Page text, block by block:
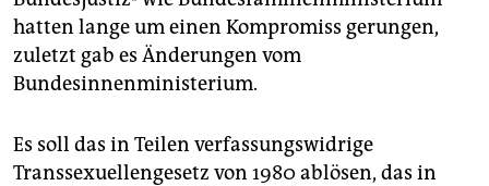
hatten lange um einen Kompromiss gerungen,
zuletzt gab es Änderungen vom
Bundesinnenministerium.
Es soll das in Teilen verfassungswidrige
Transsexuellengesetz von 1980 ablösen, das in